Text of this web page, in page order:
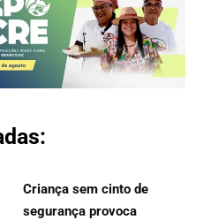
Criança sem cinto de
segurança provoca